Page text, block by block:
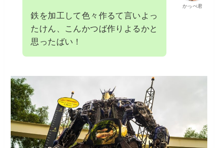
かっぺ君
鉄を加工して色々作るて言いよっ
たけん、こんかつば作りよるかと
思ったばい！